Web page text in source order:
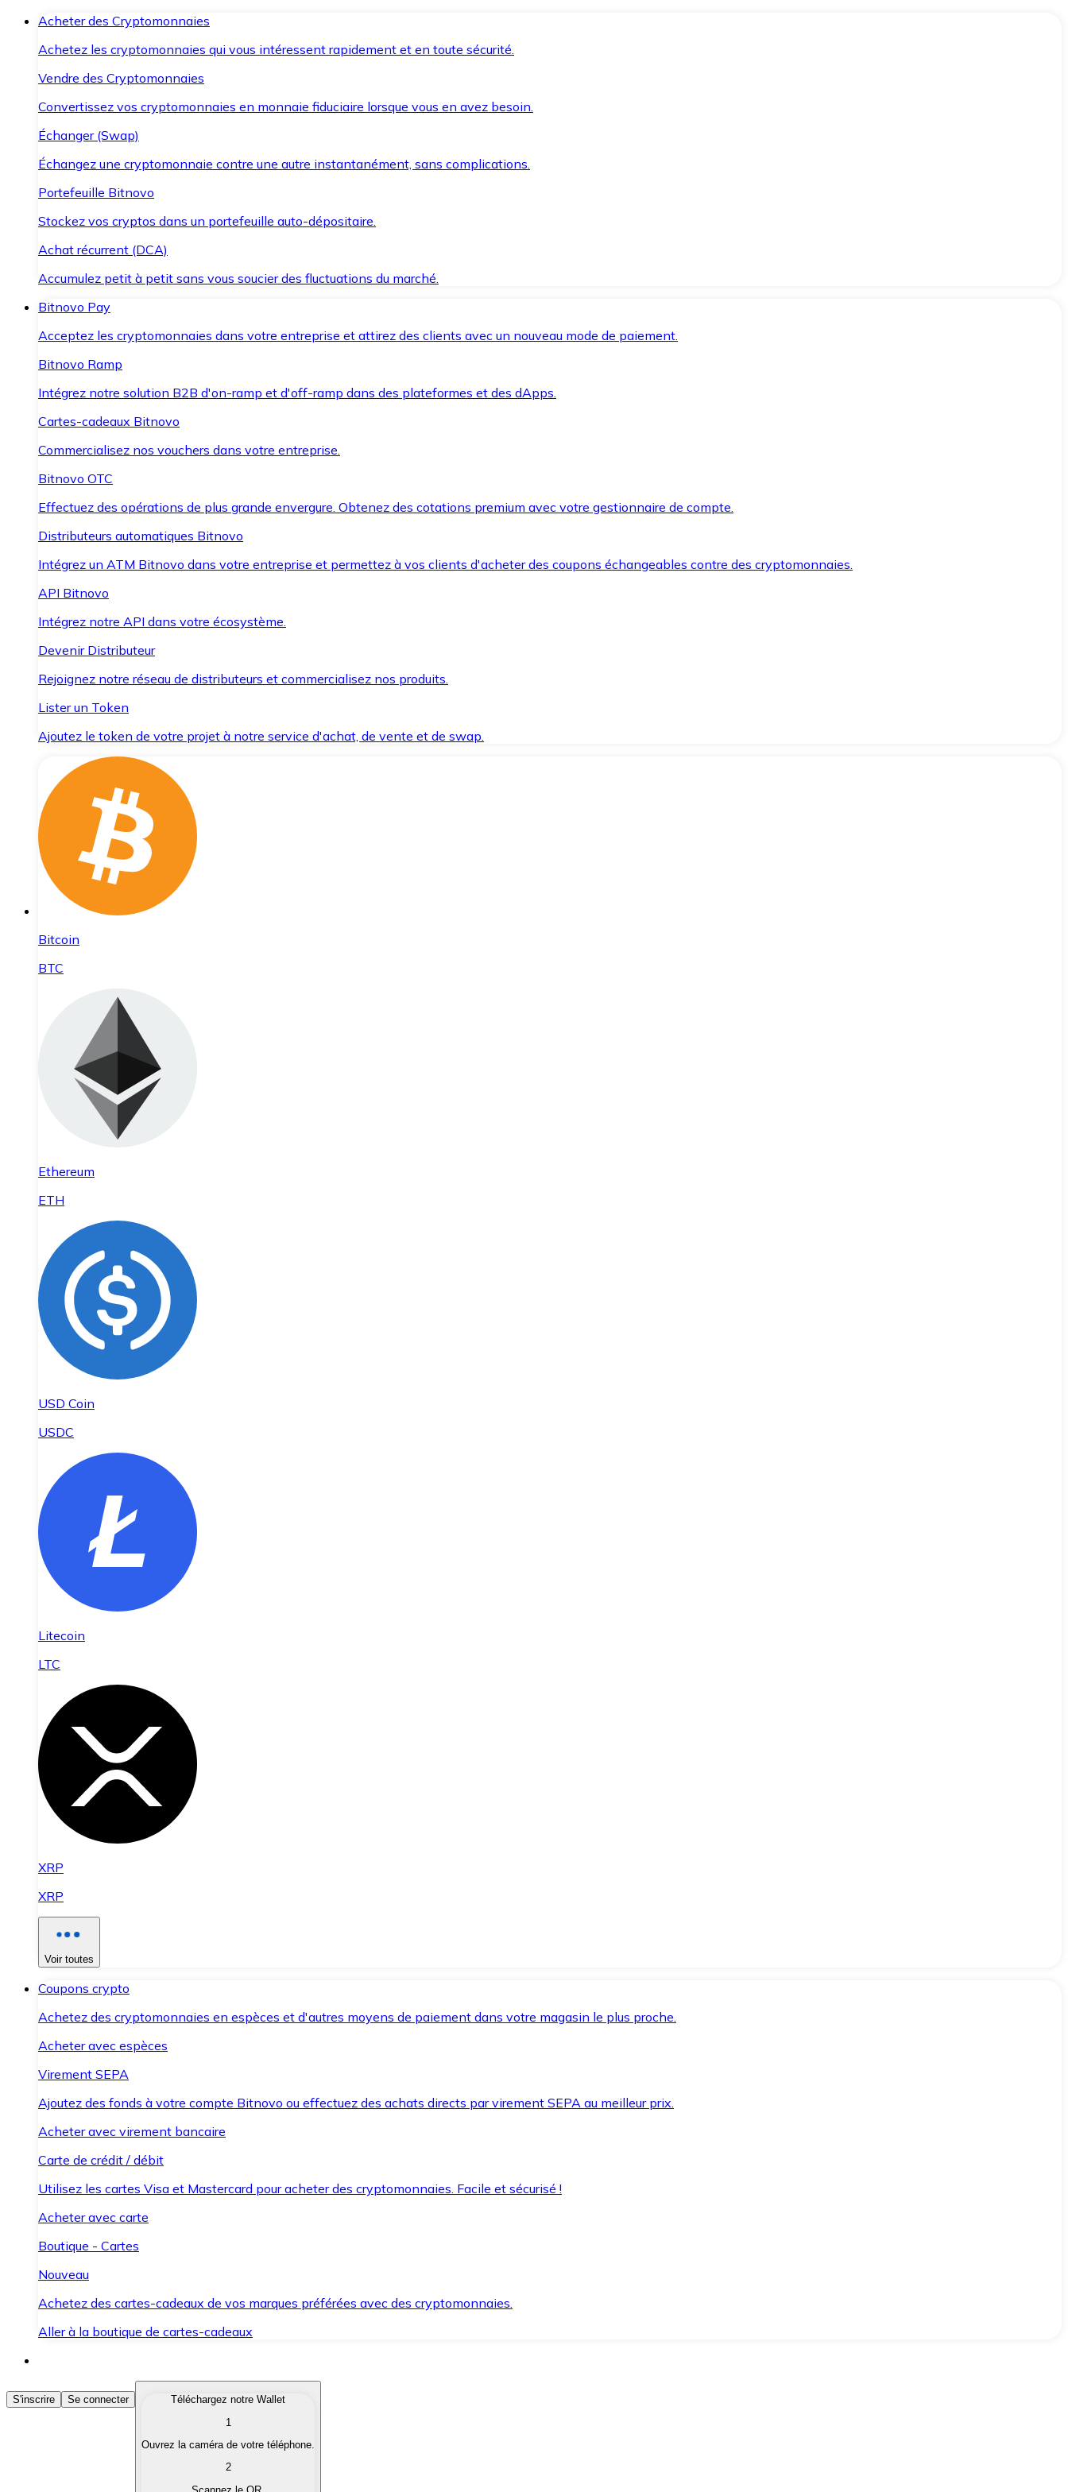
Acheter des Cryptomonnaies
Achetez les cryptomonnaies qui vous intéressent rapidement et en toute sécurité.
Vendre des Cryptomonnaies
Convertissez vos cryptomonnaies en monnaie fiduciaire lorsque vous en avez besoin.
Échanger (Swap)
Échangez une cryptomonnaie contre une autre instantanément, sans complications.
Portefeuille Bitnovo
Stockez vos cryptos dans un portefeuille auto-dépositaire.
Achat récurrent (DCA)
Accumulez petit à petit sans vous soucier des fluctuations du marché.
Bitnovo Pay
Acceptez les cryptomonnaies dans votre entreprise et attirez des clients avec un nouveau mode de paiement.
Bitnovo Ramp
Intégrez notre solution B2B d'on-ramp et d'off-ramp dans des plateformes et des dApps.
Cartes-cadeaux Bitnovo
Commercialisez nos vouchers dans votre entreprise.
Bitnovo OTC
Effectuez des opérations de plus grande envergure. Obtenez des cotations premium avec votre gestionnaire de compte.
Distributeurs automatiques Bitnovo
Intégrez un ATM Bitnovo dans votre entreprise et permettez à vos clients d'acheter des coupons échangeables contre des cryptomonnaies.
API Bitnovo
Intégrez notre API dans votre écosystème.
Devenir Distributeur
Rejoignez notre réseau de distributeurs et commercialisez nos produits.
Lister un Token
Ajoutez le token de votre projet à notre service d'achat, de vente et de swap.
Bitcoin
BTC
Ethereum
ETH
USD Coin
USDC
Litecoin
LTC
XRP
XRP
Voir toutes
Coupons crypto
Achetez des cryptomonnaies en espèces et d'autres moyens de paiement dans votre magasin le plus proche.
Acheter avec espèces
Virement SEPA
Ajoutez des fonds à votre compte Bitnovo ou effectuez des achats directs par virement SEPA au meilleur prix.
Acheter avec virement bancaire
Carte de crédit / débit
Utilisez les cartes Visa et Mastercard pour acheter des cryptomonnaies. Facile et sécurisé !
Acheter avec carte
Boutique - Cartes
Nouveau
Achetez des cartes-cadeaux de vos marques préférées avec des cryptomonnaies.
Aller à la boutique de cartes-cadeaux
Acheter des Cryptomonnaies
Achetez les cryptomonnaies qui vous intéressent rapidement et en toute sécurité.
Convertissez vos cryptomonnaies en monnaie fiduciaire lorsque vous en avez besoin.
S'inscrire Se connecter
Téléchargez notre Wallet
1
Ouvrez la caméra de votre téléphone.
2